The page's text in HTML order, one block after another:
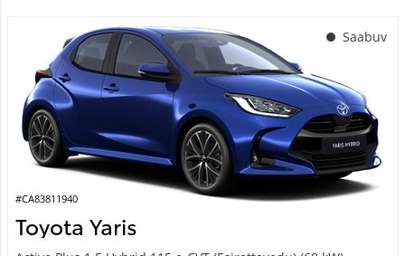
Saabuv
#CA83811940
Toyota Yaris